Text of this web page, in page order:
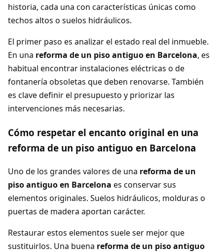
historia, cada una con características únicas como
techos altos o suelos hidráulicos.
El primer paso es analizar el estado real del inmueble.
En una reforma de un piso antiguo en Barcelona, es
habitual encontrar instalaciones eléctricas o de
fontanería obsoletas que deben renovarse. También
es clave definir el presupuesto y priorizar las
intervenciones más necesarias.
Cómo respetar el encanto original en una
reforma de un piso antiguo en Barcelona
Uno de los grandes valores de una reforma de un
piso antiguo en Barcelona es conservar sus
elementos originales. Suelos hidráulicos, molduras o
puertas de madera aportan carácter.
Restaurar estos elementos suele ser mejor que
sustituirlos. Una buena reforma de un piso antiguo